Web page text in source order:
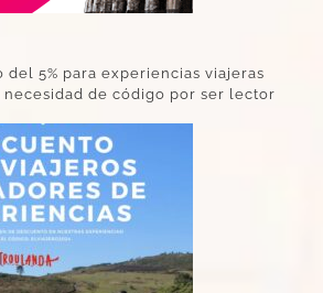
del 5% para experiencias viajeras
necesidad de código por ser lector